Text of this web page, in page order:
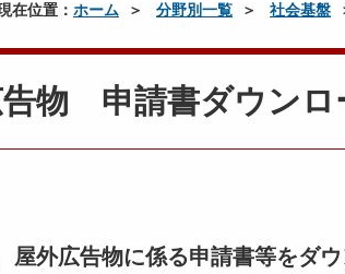
在位置： ホーム 分野別一覧 社会基盤
告物 申請書ダウンロ
屋外広告物に係る申請書等をダ